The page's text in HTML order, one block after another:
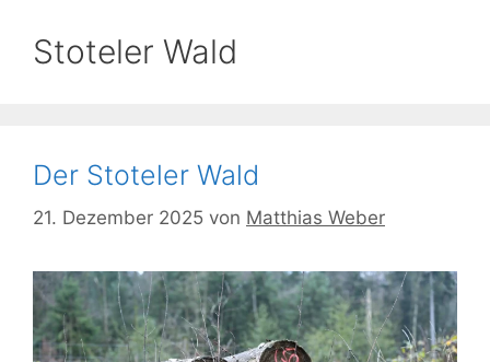
Stoteler Wald
Der Stoteler Wald
21. Dezember 2025 von Matthias Weber